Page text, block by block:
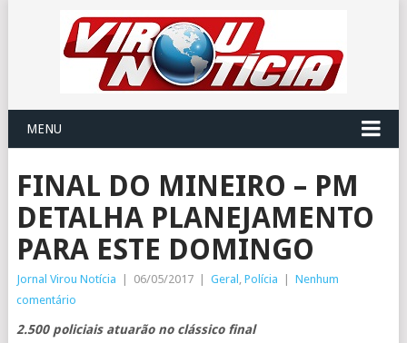
MENU
FINAL DO MINEIRO – PM
DETALHA PLANEJAMENTO
PARA ESTE DOMINGO
Jornal Virou Notícia 06/05/2017 Geral , Polícia
Nenhum
comentário
2.500 policiais atuarão no clássico final